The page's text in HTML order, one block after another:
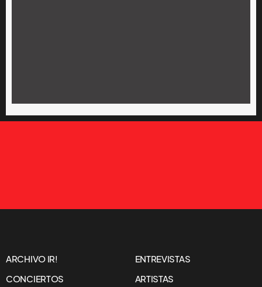
ARCHIVO IR!
ENTREVISTAS
CONCIERTOS
ARTISTAS